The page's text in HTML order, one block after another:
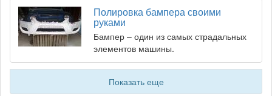
Полировка бампера своими
руками
Бампер – один из самых страдальных
элементов машины.
Показать еще